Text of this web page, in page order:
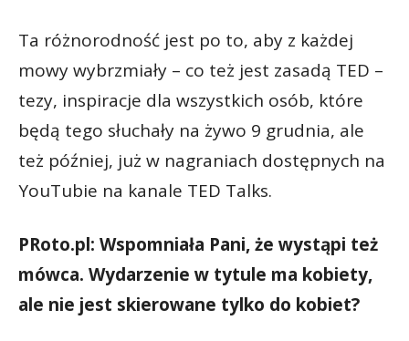
Ta różnorodność jest po to, aby z każdej
mowy wybrzmiały – co też jest zasadą TED –
tezy, inspiracje dla wszystkich osób, które
będą tego słuchały na żywo 9 grudnia, ale
też później, już w nagraniach dostępnych na
YouTubie na kanale TED Talks.
PRoto.pl: Wspomniała Pani, że wystąpi też
mówca. Wydarzenie w tytule ma kobiety,
ale nie jest skierowane tylko do kobiet?